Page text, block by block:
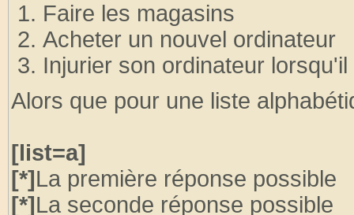
Faire les magasins
Acheter un nouvel ordinateur
Injurier son ordinateur lorsqu'il
Alors que pour une liste
[list=a]
[*]La première réponse possible
[*]La seconde réponse possible